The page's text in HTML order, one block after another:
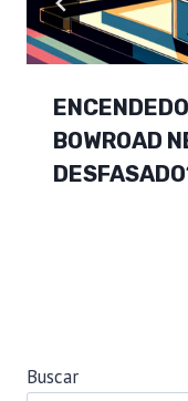
BOWROAD
Buscar